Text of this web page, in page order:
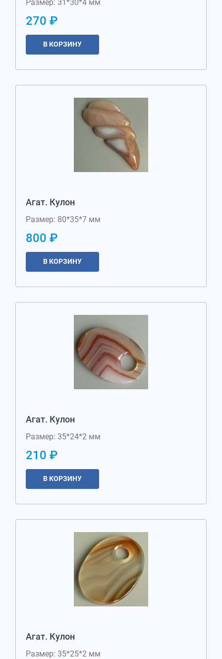
Размер: 31*30*4 мм
270 ₽
В КОРЗИНУ
Агат. Кулон
Размер: 80*35*7 мм
800 ₽
В КОРЗИНУ
Агат. Кулон
Размер: 35*24*2 мм
210 ₽
В КОРЗИНУ
Агат. Кулон
Размер: 35*25*2 мм